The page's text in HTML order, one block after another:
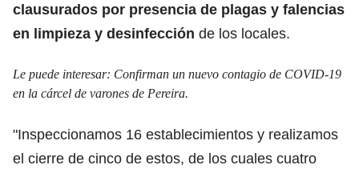
clausurados por presencia de plagas y falencias
en limpieza y desinfección de los locales.
Le puede interesar: Confirman un nuevo contagio de COVID-19
en la cárcel de varones de Pereira.
"Inspeccionamos 16 establecimientos y realizamos
el cierre de cinco de estos, de los cuales cuatro